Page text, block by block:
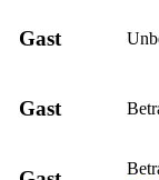
Gast
Gast